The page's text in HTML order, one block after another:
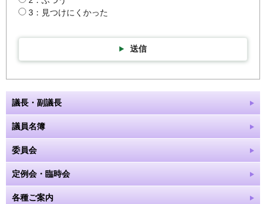
3：見つけにくかった
送信
議長・副議長
議員名簿
委員会
定例会・臨時会
各種ご案内